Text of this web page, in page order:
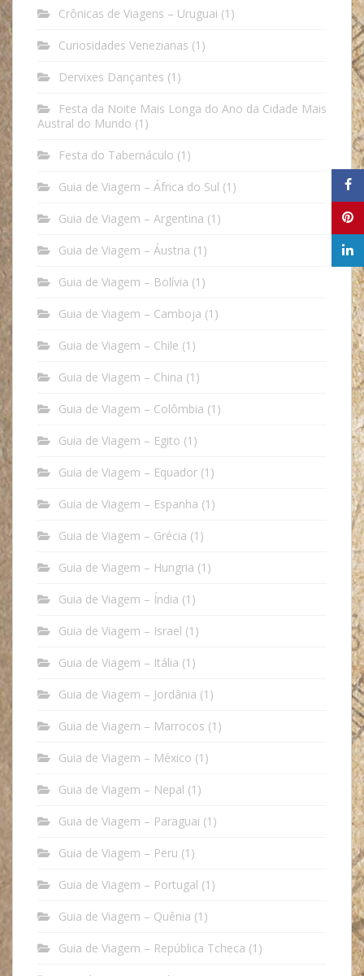
Crônicas de Viagens – Uruguai (1)
Curiosidades Venezianas (1)
Dervixes Dançantes (1)
Festa da Noite Mais Longa do Ano da Cidade Mais
Austral do Mundo (1)
Festa do Tabernáculo (1)
Guia de Viagem – África do Sul (1)
Guia de Viagem – Argentina (1)
Guia de Viagem – Áustria (1)
Guia de Viagem – Bolívia (1)
Guia de Viagem – Camboja (1)
Guia de Viagem – Chile (1)
Guia de Viagem – China (1)
Guia de Viagem – Colômbia (1)
Guia de Viagem – Egito (1)
Guia de Viagem – Equador (1)
Guia de Viagem – Espanha (1)
Guia de Viagem – Grécia (1)
Guia de Viagem – Hungria (1)
Guia de Viagem – Índia (1)
Guia de Viagem – Israel (1)
Guia de Viagem – Itália (1)
Guia de Viagem – Jordânia (1)
Guia de Viagem – Marrocos (1)
Guia de Viagem – México (1)
Guia de Viagem – Nepal (1)
Guia de Viagem – Paraguai (1)
Guia de Viagem – Peru (1)
Guia de Viagem – Portugal (1)
Guia de Viagem – Quênia (1)
Guia de Viagem – República Tcheca (1)